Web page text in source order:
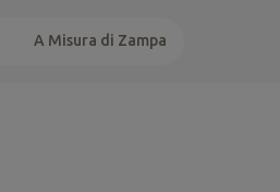
A Misura di Zampa